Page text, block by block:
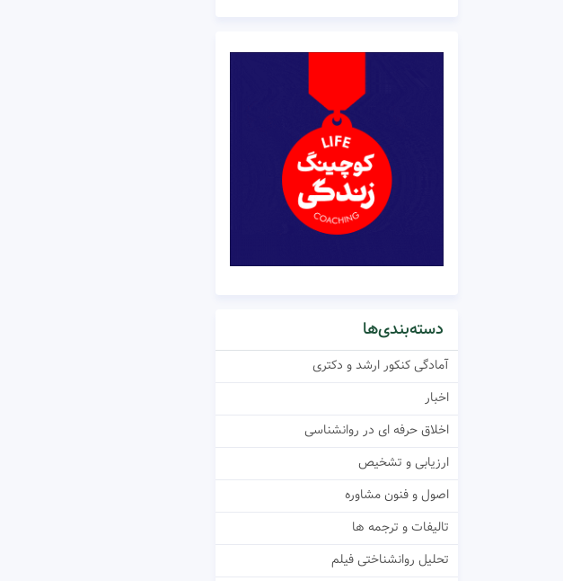
دسته‌بندی‌ها
آمادگی کنکور ارشد و دکتری
اخبار
اخلاق حرفه ای در روانشناسی
ارزیابی و تشخیص
اصول و فنون مشاوره
تالیفات و ترجمه ها
تحلیل روانشناختی فیلم